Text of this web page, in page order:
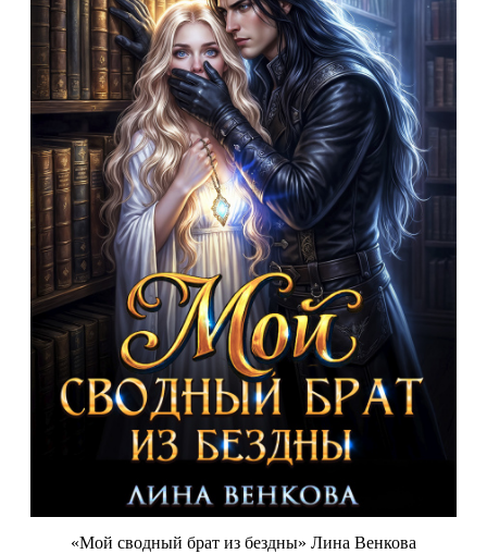
«Мой сводный брат из бездны» Лина Венкова